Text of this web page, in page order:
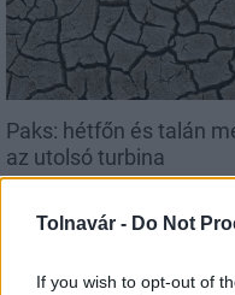
Tolnavár - Do Not
If you wish to opt-out of
Paks: hétfőn és talán
az utolsó turbina